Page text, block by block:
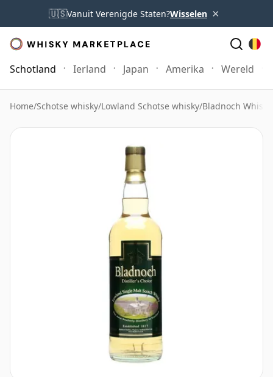
🇺🇸Vanuit Verenigde Staten?Wisselen ×
Schotland Ierland Japan Amerika Wereld
Home/Schotse whisky/Lowland Schotse whisky/Bladnoch Whisky